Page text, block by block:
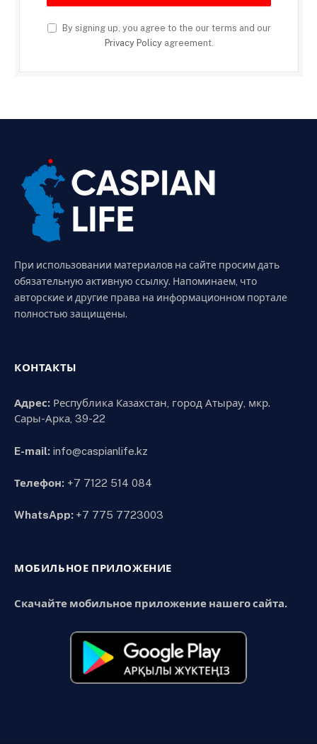
By signing up, you agree to the our terms and our
Privacy Policyagreement.
При использовании материалов на сайте просим дать
обязательную активную ссылку. Напоминаем, что
авторские и другие права на информационном портале
полностью защищены.
КОНТАКТЫ
Адрес: Республика Казахстан, город Атырау, мкр.
Сары-Арка, 39-22
E-mail: info@caspianlife.kz
Телефон: +7 7122 514 084
WhatsApp: +7 775 7723003
МОБИЛЬНОЕ ПРИЛОЖЕНИЕ
Скачайте мобильное приложение нашего сайта.